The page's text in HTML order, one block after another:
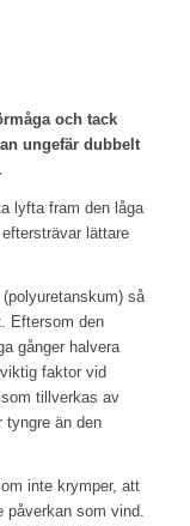
och tack
ungefär dubbelt
lyfta fram den låga
lättare
så
Eftersom den
gånger halvera
faktor vid
tillverkas av
tyngre än den
inte krymper, att
påverkan som vind.